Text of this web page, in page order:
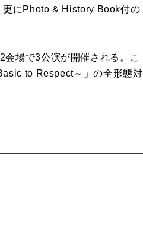
にPhoto & History Book付の
場で3公演が開催される。こ
to Respect～」の全形態対